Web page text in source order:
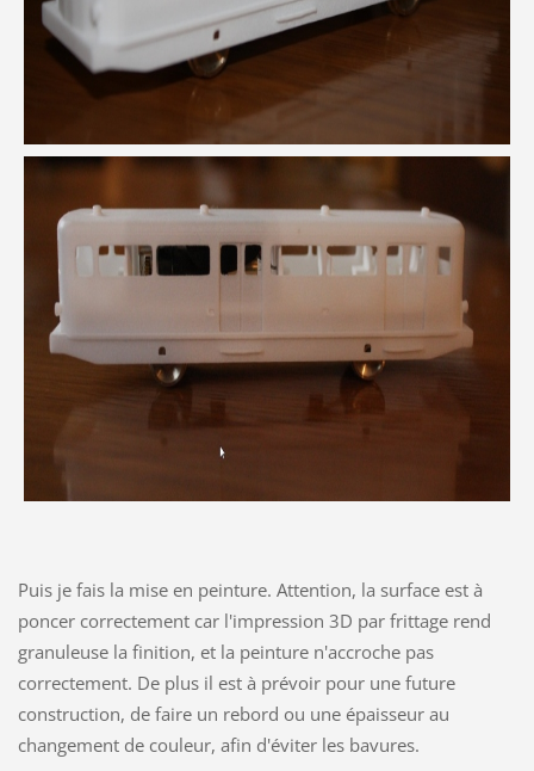
Puis je fais la mise en peinture. Attention, la surface est à
poncer correctement car l'impression 3D par frittage rend
granuleuse la finition, et la peinture n'accroche pas
correctement. De plus il est à prévoir pour une future
construction, de faire un rebord ou une épaisseur au
changement de couleur, afin d'éviter les bavures.